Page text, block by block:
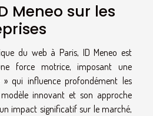
Meneo sur les
du web à Paris, ID Meneo est
force motrice, imposant une
qui influence profondément les
innovant et son approche
impact significatif sur le marché,